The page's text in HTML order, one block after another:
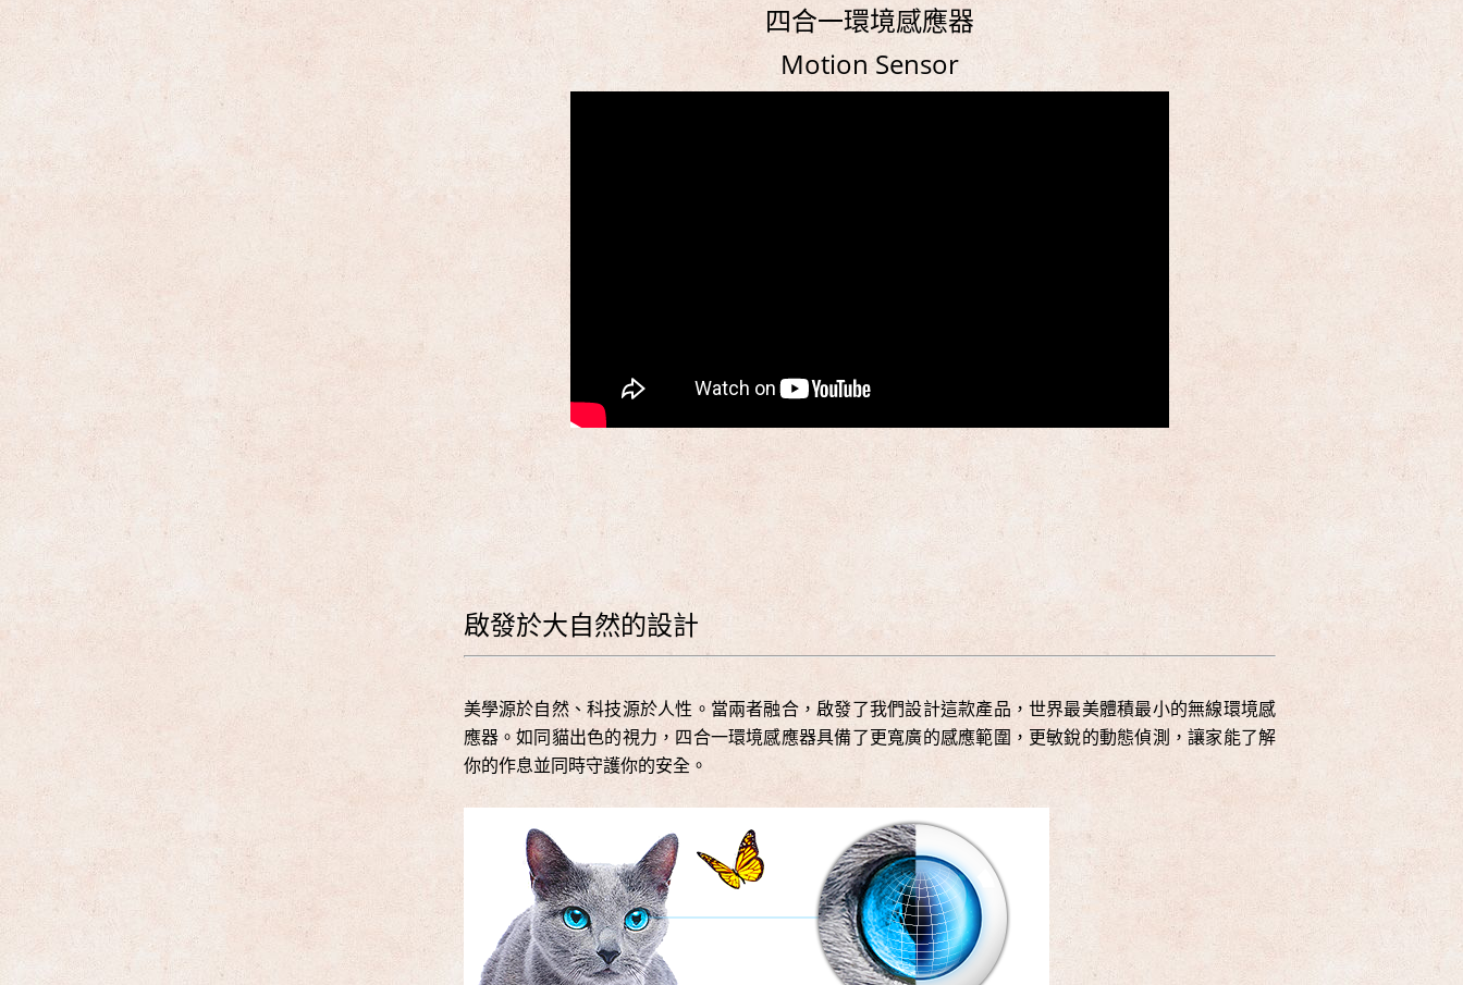
四合一環境感應器
Motion Sensor
啟發於大自然的設計
美學源於自然、科技源於人性。當兩者融合，啟發了我們設計這款產品，世界最美體積最小的無線環境感
應器。如同貓出色的視力，四合一環境感應器具備了更寬廣的感應範圍，更敏銳的動態偵測，讓家能了解
你的作息並同時守護你的安全。